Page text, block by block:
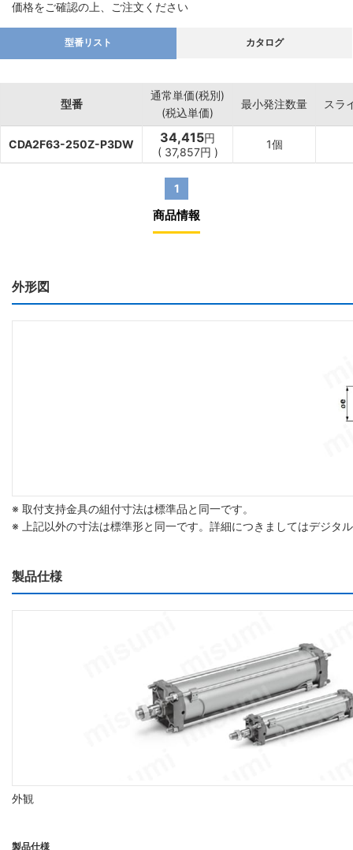
価格をご確認の上、ご注文ください
型番リスト カタログ
型番
通常単価(税別)
(税込単価)
最小発注数量 スラ
CDA2F63-250Z-P3DW 34,415円
( 37,857円 )
1個
1
商品情報
外形図
※ 取付支持金具の組付寸法は標準品と同一です。
※ 上記以外の寸法は標準形と同一です。詳細につきましてはデジタ
製品仕様
外観
製品仕様